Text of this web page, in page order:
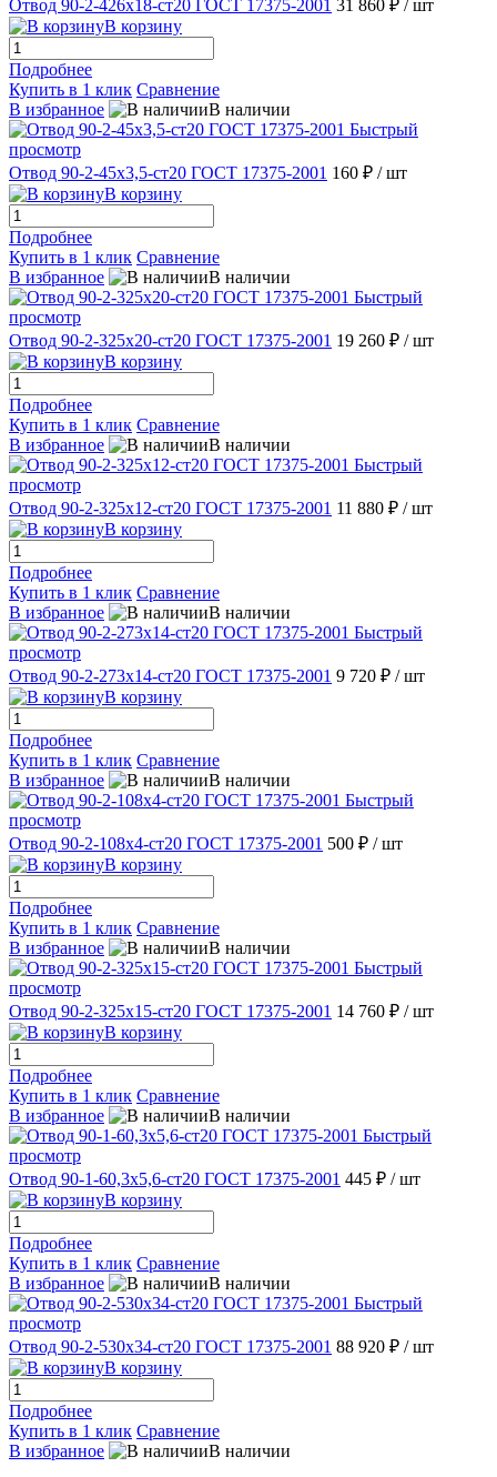
Отвод 90-2-426х18-ст20 ГОСТ 17375-2001 31 860 ₽ / шт
В корзину
Подробнее
Купить в 1 клик Сравнение
В избранное
В наличии
Быстрый
просмотр
Отвод 90-2-45х3,5-ст20 ГОСТ 17375-2001 160 ₽ / шт
В корзину
Подробнее
Купить в 1 клик Сравнение
В избранное
В наличии
Быстрый
просмотр
Отвод 90-2-325х20-ст20 ГОСТ 17375-2001 19 260 ₽ / шт
В корзину
Подробнее
Купить в 1 клик Сравнение
В избранное
В наличии
Быстрый
просмотр
Отвод 90-2-325х12-ст20 ГОСТ 17375-2001 11 880 ₽ / шт
В корзину
Подробнее
Купить в 1 клик Сравнение
В избранное
В наличии
Быстрый
просмотр
Отвод 90-2-273х14-ст20 ГОСТ 17375-2001 9 720 ₽ / шт
В корзину
Подробнее
Купить в 1 клик Сравнение
В избранное
В наличии
Быстрый
просмотр
Отвод 90-2-108х4-ст20 ГОСТ 17375-2001 500 ₽ / шт
В корзину
Подробнее
Купить в 1 клик Сравнение
В избранное
В наличии
Быстрый
просмотр
Отвод 90-2-325х15-ст20 ГОСТ 17375-2001 14 760 ₽ / шт
В корзину
Подробнее
Купить в 1 клик Сравнение
В избранное
В наличии
Быстрый
просмотр
Отвод 90-1-60,3х5,6-ст20 ГОСТ 17375-2001 445 ₽ / шт
В корзину
Подробнее
Купить в 1 клик Сравнение
В избранное
В наличии
Быстрый
просмотр
Отвод 90-2-530х34-ст20 ГОСТ 17375-2001 88 920 ₽ / шт
В корзину
Подробнее
Купить в 1 клик Сравнение
В избранное
В наличии